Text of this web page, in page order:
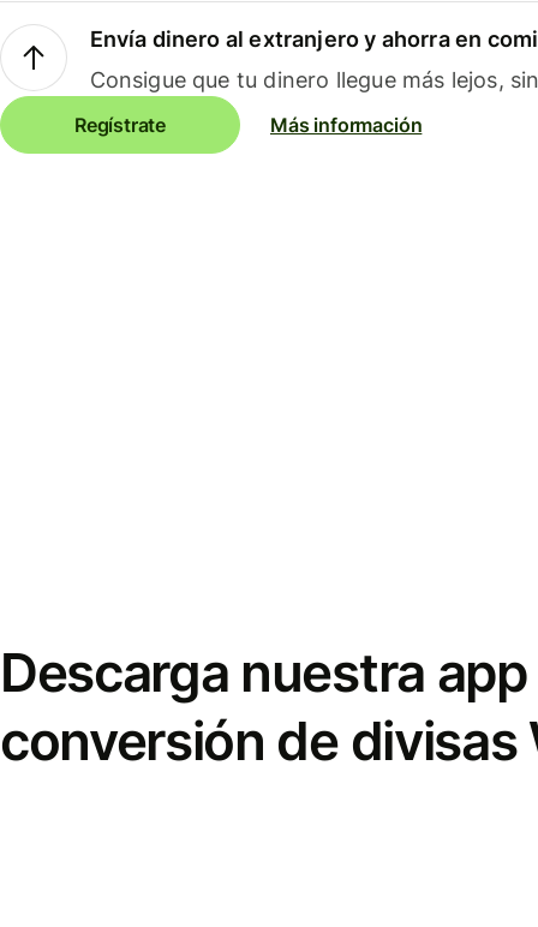
Envía dinero al extranjero y ahorra en
Consigue que tu dinero llegue más lejos,
Regístrate Más información
Descarga nuestra
conversión de divisas